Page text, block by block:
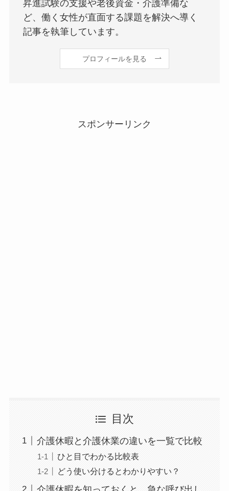
昇進試験の支援や老後資金・介護準備な
ど、働く女性が直面する課題を解決へ導く
記事を執筆しています。
プロフィールを見る
スポンサーリンク
目次
介護休暇と介護休業の違いを一覧で比較
ひと目でわかる比較表
どう使い分けるとわかりやすい？